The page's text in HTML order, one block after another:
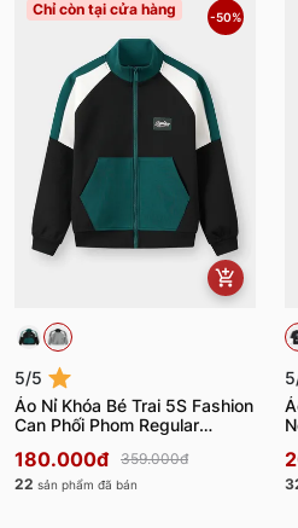
Chỉ còn tại cửa hàng -50%
5/5
Áo Nỉ Khóa Bé Trai 5S Fashion
Can Phối Phom Regular
180.000đ
359.000đ
22 sản phẩm đã bán